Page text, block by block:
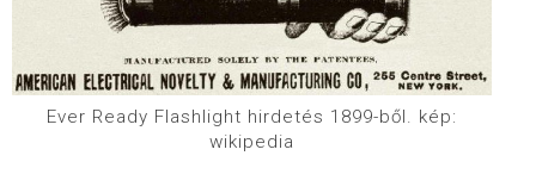
Ever Ready Flashlight hirdetés 1899-ből. kép:
wikipedia